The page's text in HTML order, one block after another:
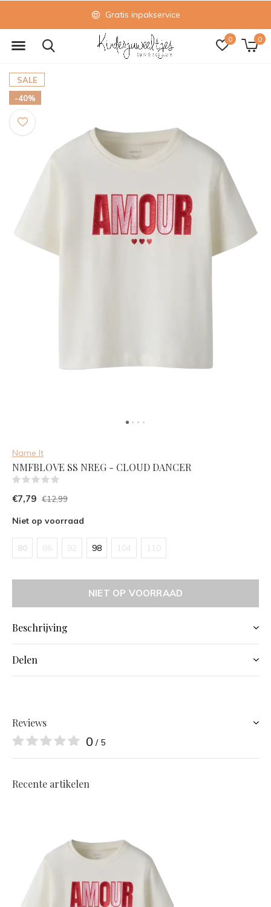
0 0
Gratis inpakservice
SALE
-40%
Name It
NMFBLOVE SS NREG - CLOUD DANCER
€7,79 €12,99
Niet op voorraad
80 86 92 98 104 110
NIET OP VOORRAAD
Beschrijving
Delen
Reviews
0 / 5
Recente artikelen